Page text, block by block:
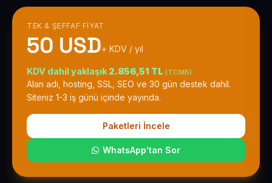
TEK & ŞEFFAF FIYAT
50 USD+ KDV / yıl
KDV dahil yaklaşık 2.856,51 TL (TCMB)
Alan adı, hosting, SSL, SEO ve 30 gün destek dahil.
Siteniz 1-3 iş günü içinde yayında.
Paketleri İncele
WhatsApp'tan Sor